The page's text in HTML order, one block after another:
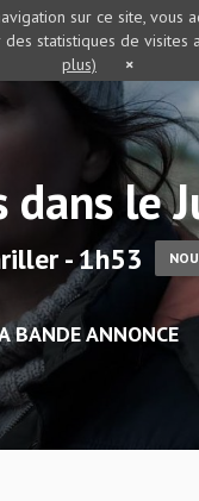
dans le
- 1h53
BANDE ANNONCE
sur ce site, vous
statistiques de visites
plus)
×